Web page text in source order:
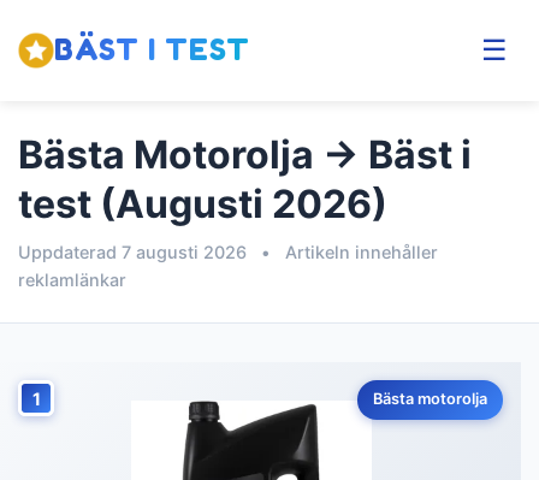
BÄST I TEST ☰
Bästa Motorolja → Bäst i
test (Augusti 2026)
Uppdaterad 7 augusti 2026 •
Artikeln innehåller
reklamlänkar
1 Bästa motorolja